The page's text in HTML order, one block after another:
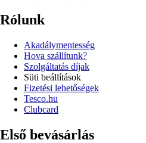
Rólunk
Akadálymentesség
Hova szállítunk?
Szolgáltatás díjak
Süti beállítások
Fizetési lehetőségek
Tesco.hu
Clubcard
Első bevásárlás